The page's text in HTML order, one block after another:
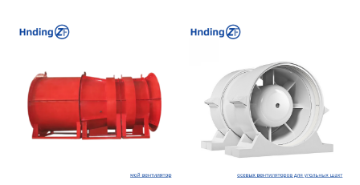
надежной вентиляции
оптимизации работы